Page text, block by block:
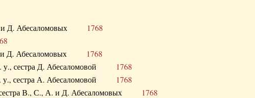
А. и Д. Абесаломовых 1768
А. и Д. Абесаломовых 1768
у., сестра Д. Абесаломовой 1768
у., сестра А. Абесаломовой 1768
сестра В., С., А. и Д. Абесаломовых 1768